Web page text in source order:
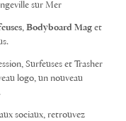
sur Mer
, Bodyboard Mag et
Surfeuses et Trasher
logo, un nouveau
sociaux, retrouvez